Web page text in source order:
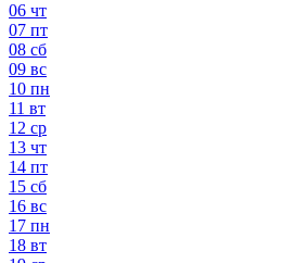
06 чт
07 пт
08 сб
09 вс
10 пн
11 вт
12 ср
13 чт
14 пт
15 сб
16 вс
17 пн
18 вт